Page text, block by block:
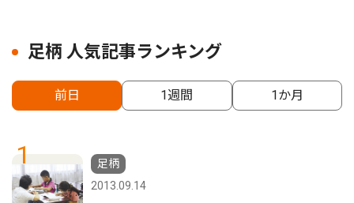
足柄 人気記事ランキング
前日 1週間 1か月
1
足柄
2013.09.14